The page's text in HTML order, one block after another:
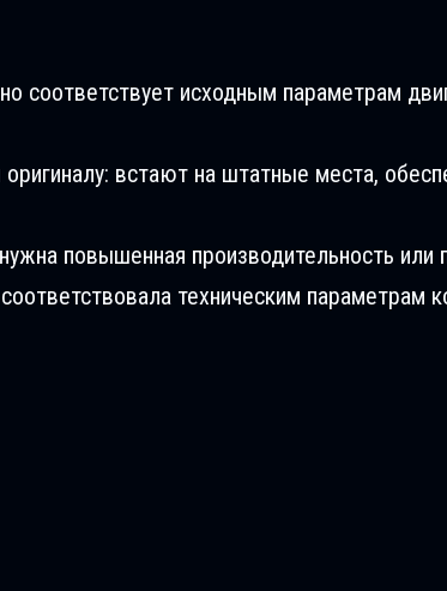
соответствует исходным параметрам
встают на штатные места,
повышенная производительность или
техническим параметрам